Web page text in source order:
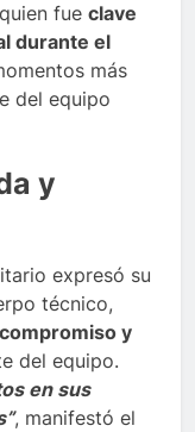
fue clave
durante el
más
del equipo
y
expresó su
técnico,
y
del equipo.
en sus
, manifestó el